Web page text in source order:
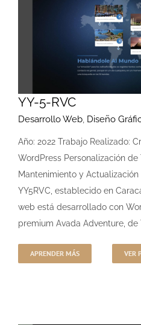
YY-5-RVC
Desarrollo Web, Diseño
Año: 2022 Trabajo Realizado:
WordPress Personalización de
Mantenimiento y
YY5RVC, establecido en
web está desarrollado con
premium Avada Adventure, de
APRENDER MÁS VER